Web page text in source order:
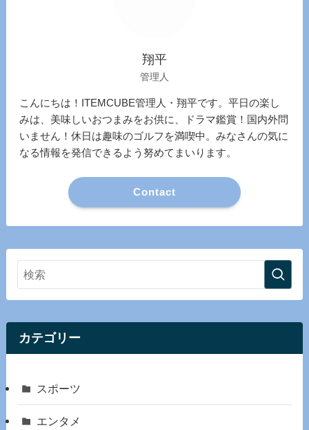
翔平
管理人
こんにちは！ITEMCUBE管理人・翔平です。平日の楽し
みは、美味しいおつまみをお供に、ドラマ鑑賞！国内外問
いません！休日は趣味のゴルフを満喫中。みなさんの気に
なる情報を発信できるよう努めてまいります。
Contact
カテゴリー
スポーツ
エンタメ